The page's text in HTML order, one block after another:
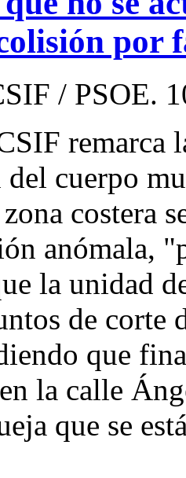
por
/ PSOE.
remarca
cuerpo
costera
anómala,
la unidad
de
que
la calle
que se